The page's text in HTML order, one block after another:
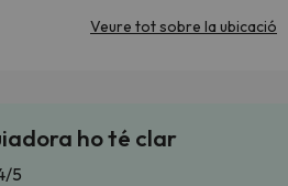
Veure tot sobre la ubicació
ho té clar
5